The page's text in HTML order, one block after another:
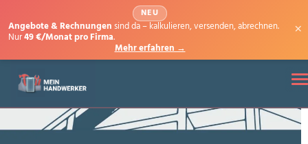
NEU
Angebote & Rechnungensind da – kalkulieren, versenden, abrechnen.
Nur49 €/Monat pro Firma.
Mehr erfahren →
×